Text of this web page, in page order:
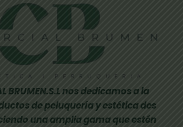
BRUMEN.S.L nos dedicamos a la
de peluquería y estética des
una amplia gama que estén